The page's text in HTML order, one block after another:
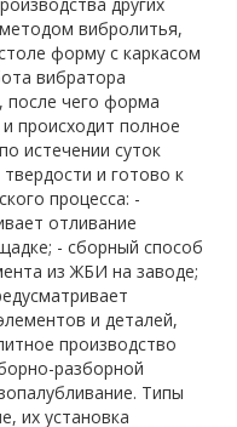
вибролитья,
форму с каркасом
вибратора
после чего форма
происходит полное
истечении суток
и готово к
процесса: -
отливание
- сборный способ
из ЖБИ на заводе;
и деталей,
производство
разборной
Типы
их установка